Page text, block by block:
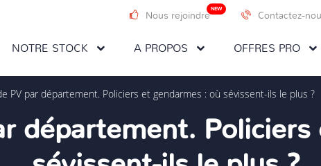
NOTRE STOCK A PROPOS OFFRES PRO
Nous rejoindre
NEW
Contactez-
PV par département. Policiers et gendarmes : où sévissent-ils le plus ?
département.